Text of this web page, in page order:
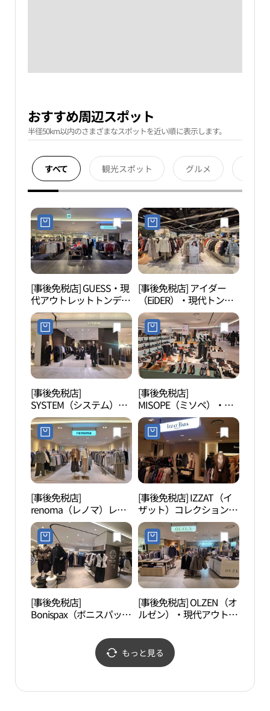
おすすめ周辺スポット
半径50km以内のさまざまなスポットを近い順に表示します。
すべて 観光スポット グルメ
[事後免税店] GUESS・現
代アウトレットトンデム
ン（東大門）店(게스 현
대아울렛 동대문점)
[事後免税店] アイダー
（EiDER）・現代トンデ
ムン（東大門）(아이더
현대아울렛 동대문점)
[事後免税店]
SYSTEM（システム）・
現代アウトレットトンデ
ムン（東大門）店(시스
템 현대아울렛 동대문점)
[事後免税店]
MISOPE（ミソペ）・現
代アウトレットトンデム
ン（東大門）店(미소페
현대아울렛 동대문점)
[事後免税店]
renoma（レノマ）レデ
ィース・現代アウトレッ
トトンデムン（東大門）
店(레노마레이디 현대아
울렛 동대문점)
[事後免税店] IZZAT（イ
ザット）コレクション・
現代アウトレットトンデ
ムン（東大門）店(아이
잗컬렉션 현대아울렛 동
대문점)
[事後免税店]
Bonispax（ボニスパック
トンデムン（東大門）店
(보니스팍스 현대아울렛
[事後免税店] OLZEN（オ
ルゼン）・現代アウトレ
門）店(올젠 현대아울렛
동대문점)
もっと見る